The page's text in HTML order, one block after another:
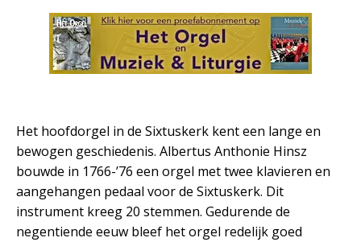
Het hoofdorgel in de Sixtuskerk kent een lange en
bewogen geschiedenis. Albertus Anthonie Hinsz
bouwde in 1766-’76 een orgel met twee klavieren en
aangehangen pedaal voor de Sixtuskerk. Dit
instrument kreeg 20 stemmen. Gedurende de
negentiende eeuw bleef het orgel redelijk goed